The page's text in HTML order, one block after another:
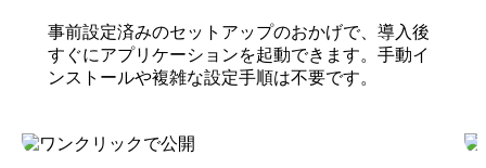
事前設定済みのセットアップのおかげで、導入後
すぐにアプリケーションを起動できます。手動イ
ンストールや複雑な設定手順は不要です。